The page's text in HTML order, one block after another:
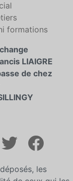
formations
LIAIGRE
de chez
les